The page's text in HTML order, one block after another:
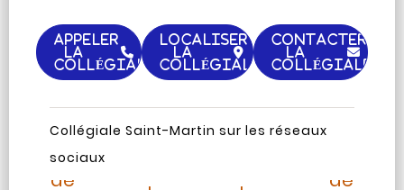
APPELER
LA
COLLÉGIALE
LOCALISER
LA
COLLÉGIALE
CONTACTER
LA
COLLÉGIALE
Collégiale Saint-Martin sur les réseaux
sociaux
Page
Facebook
de
InstagramTripAdvisor
de